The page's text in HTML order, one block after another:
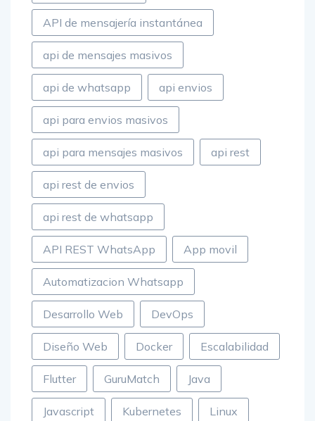
API de mensajería instantánea
api de mensajes masivos
api de whatsapp api envios
api para envios masivos
api para mensajes masivos api rest
api rest de envios
api rest de whatsapp
API REST WhatsApp App movil
Automatizacion Whatsapp
Desarrollo Web DevOps
Diseño Web Docker Escalabilidad
Flutter GuruMatch Java
Javascript Kubernetes Linux